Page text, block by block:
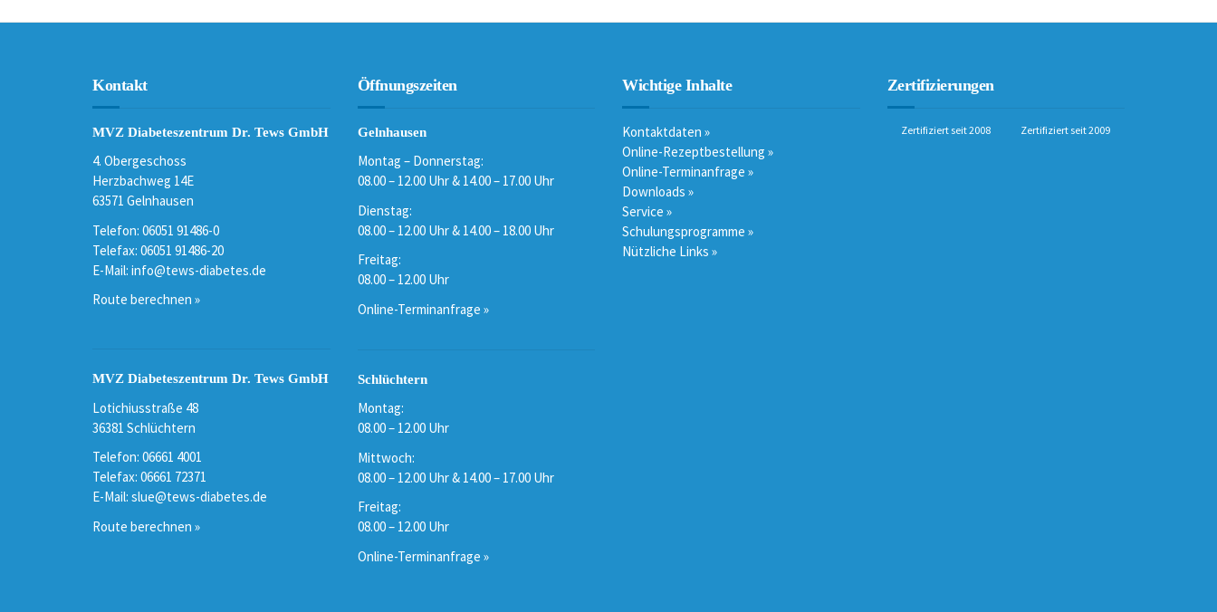
Kontakt
MVZ Diabeteszentrum Dr. Tews GmbH
4. Obergeschoss
Herzbachweg 14E
63571 Gelnhausen
Telefon: 06051 91486-0
Telefax: 06051 91486-20
E-Mail: info@tews-diabetes.de
Route berechnen »
MVZ Diabeteszentrum Dr. Tews GmbH
Lotichiusstraße 48
36381 Schlüchtern
Telefon: 06661 4001
Telefax: 06661 72371
E-Mail: slue@tews-diabetes.de
Route berechnen »
Öffnungszeiten
Gelnhausen
Montag – Donnerstag:
08.00 – 12.00 Uhr & 14.00 – 17.00 Uhr
Dienstag:
08.00 – 12.00 Uhr & 14.00 – 18.00 Uhr
Freitag:
08.00 – 12.00 Uhr
Online-Terminanfrage »
Schlüchtern
Montag:
08.00 – 12.00 Uhr
Mittwoch:
08.00 – 12.00 Uhr & 14.00 – 17.00 Uhr
Freitag:
08.00 – 12.00 Uhr
Online-Terminanfrage »
Wichtige Inhalte
Kontaktdaten »
Online-Rezeptbestellung »
Online-Terminanfrage »
Downloads »
Service »
Schulungsprogramme »
Nützliche Links »
Zertifizierungen
Zertifiziert seit 2008 Zertifiziert seit 2009